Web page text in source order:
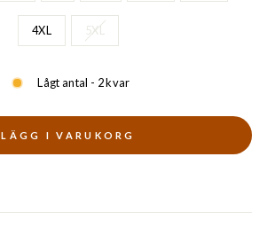
4XL 5XL
Lågt antal - 2 kvar
LÄGG I VARUKORG